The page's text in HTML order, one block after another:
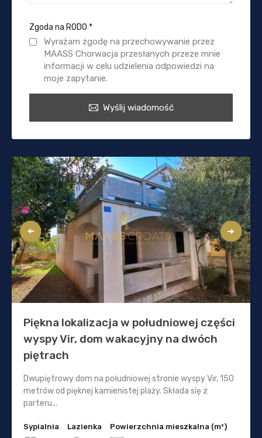
Zgoda na RODO *
Wyrażam zgodę na przechowywanie przez
MAASS Chorwacja przesłanych przeze mnie
informacji w celu udzielenia odpowiedzi na
moje zapytanie.
Wyślij wiadomość
Piękna lokalizacja w południowej części
wyspy Vir, dom wakacyjny na dwóch
piętrach
Dwupiętrowy dom na południowej stronie wyspy Vir, 150
metrów od pięknej kamienistej plaży. Składa się z
parteru...
Sypialnia
Lazienka
Powierzchnia mieszkalna (m²)